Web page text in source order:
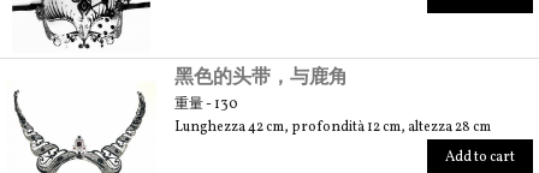
黑色的头带，与鹿角
重量 - 130
Lunghezza 42 cm, profondità 12 cm, altezza 28 cm
Add to cart